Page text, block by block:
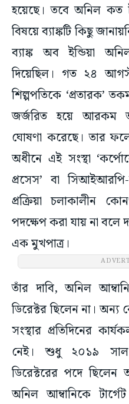
হয়েছে। তবে অনিল কত
বিষয়ে ব্যাঙ্কটি কিছু
ব্যাঙ্ক অব ইন্ডিয়া
দিয়েছিল। গত ২৪
শিল্পপতিকে ‘প্রতারক’
জর্জরিত হয়ে আরকম
ঘোষণা করেছে। তার
অধীনে এই সংস্থা
প্রসেস’ বা
প্রক্রিয়া চলাকালীন
পদক্ষেপ করা যায় না বলে
এক মুখপাত্র।
তাঁর দাবি, অনিল
ডিরেক্টর ছিলেন না। অন্য
সংস্থার প্রতিদিনের
নেই। শুধু ২০১৯ সাল
ডিরেক্টরের পদে
অনিল আম্বানিকে